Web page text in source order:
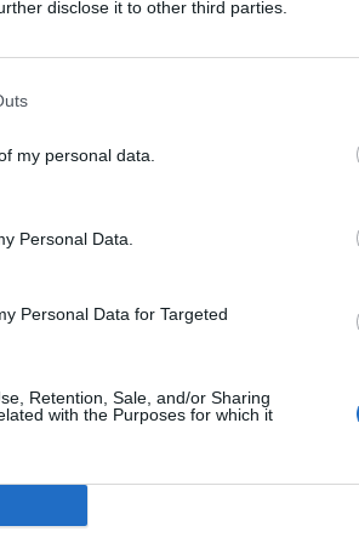
disclose it to other third parties.
my personal data.
Personal Data.
Personal Data for Targeted
Retention, Sale, and/or Sharing
with the Purposes for which it
zamiast 800+. Nowa propozycja dla
życia
dla seniorów. Policzyliśmy, ile może
od 2200 do 2700 zł